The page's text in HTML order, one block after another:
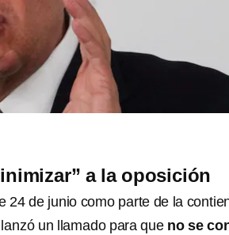
a la oposición
24 de junio como parte de la
un llamado para que no se